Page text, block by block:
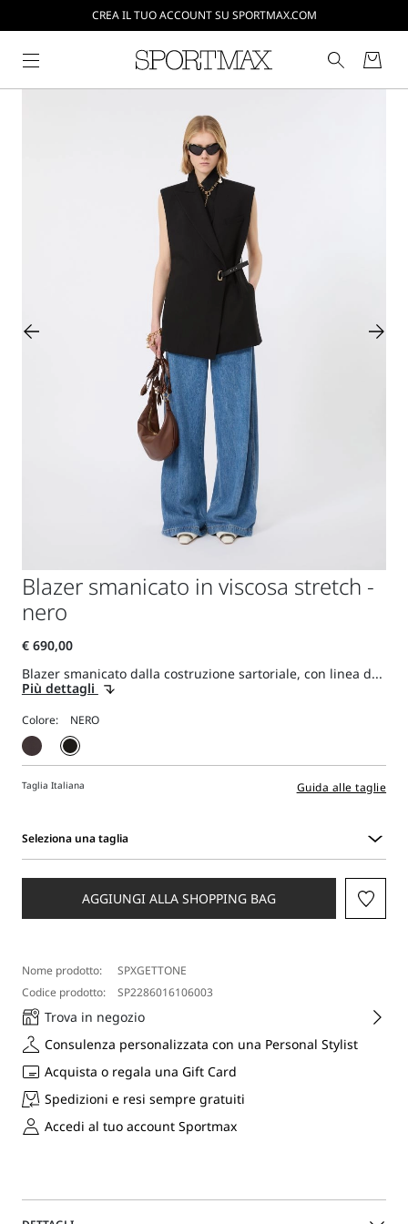
CREA IL TUO ACCOUNT SU SPORTMAX.COM
SPEDIZIONI E RESI GRATUITI
Blazer smanicato in viscosa stretch -
nero
Blazer smanicato dalla costruzione sartoriale, con linea d...
Più dettagli
Colore:
Taglia Italiana Guida alle taglie
Seleziona una taglia
una
AGGIUNGI ALLA SHOPPING BAG
Nome prodotto:
SPXGETTONE
Codice prodotto:
SP2286016106003
Trova in negozio
Consulenza personalizzata con una Personal Stylist
Acquista o regala una Gift Card
Spedizioni e resi sempre gratuiti
Accedi al tuo account Sportmax